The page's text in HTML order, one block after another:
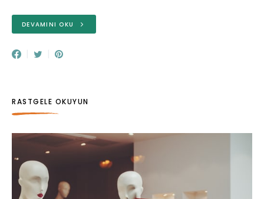
DEVAMINI OKU
RASTGELE OKUYUN